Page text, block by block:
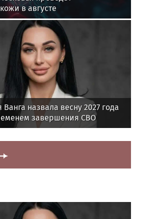
в августе
назвала весну 2027 года
завершения СВО